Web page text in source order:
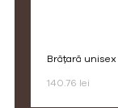
brățară
140.76 lei